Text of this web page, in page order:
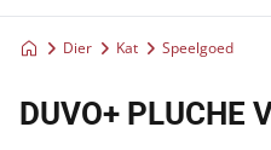
Dier Kat Speelgoed
DUVO+ PLUCHE